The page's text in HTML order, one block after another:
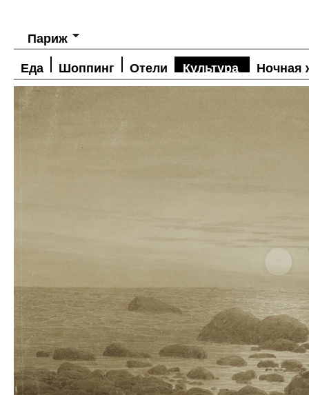
Париж
Еда Шоппинг Отели Культура Ночная